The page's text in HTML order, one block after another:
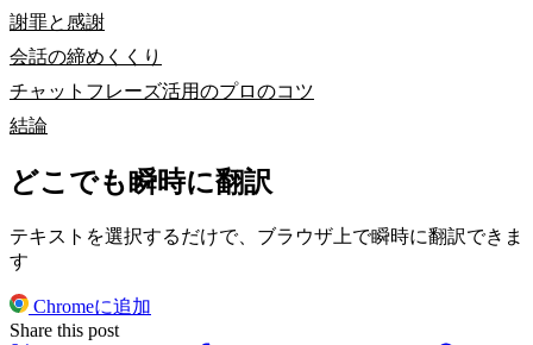
謝罪と感謝
会話の締めくくり
チャットフレーズ活用のプロのコツ
結論
どこでも瞬時に翻訳
テキストを選択するだけで、ブラウザ上で瞬時に翻訳できま
す
Chromeに追加
Share this post